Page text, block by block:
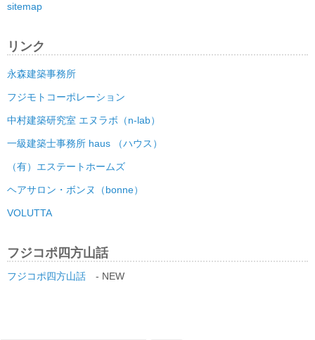
sitemap
リンク
永森建築事務所
フジモトコーポレーション
中村建築研究室 エヌラボ（n-lab）
一級建築士事務所 haus （ハウス）
（有）エステートホームズ
ヘアサロン・ボンヌ（bonne）
VOLUTTA
フジコポ四方山話
フジコポ四方山話 - NEW